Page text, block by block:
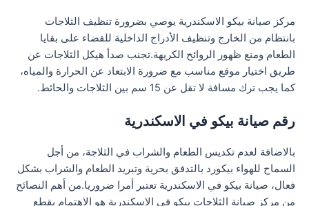
مركز صيانة بيكو الاسكندرية يوصي بضرورة تنظيف الثلاجات
بانتظام من الخارج وتنظيف الأدراج الداخلية للقضاء على بقايا
الطعام ومنع ظهور الروائح الكريهة.تجنب صدأ هيكل الثلاجات عن
طريق اختيار موقع مناسب مع ضرورة الابتعاد عن الحرارة والمياه،
كما يجب ترك مسافة لا تقل عن 15 سم بين الثلاجات والحائط.
رقم صيانة بيكو في الاسكندرية
بالاضافة لعدم تكديس الطعام والشراب في الثلاجة، من أجل
السماح للهواء بيكورد بالتدفق بحرية وتبريد الطعام والشراب بشكل
فعال، صيانة بيكو في الاسكندرية تعتبر أمرا ضروريا.من أهم النصائح
من مركز صيانة الثلاجات بيكو في الاسكندرية هو الاهتمام بقطع